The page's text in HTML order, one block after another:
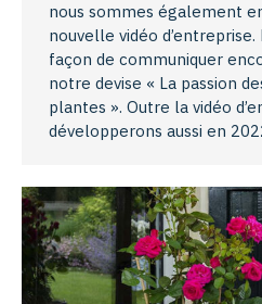
nous sommes également
nouvelle vidéo d’entreprise.
façon de communiquer
notre devise « La passion
plantes ». Outre la vidéo
développerons aussi en